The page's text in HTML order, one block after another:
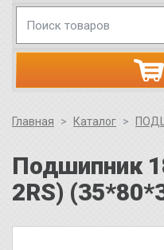
Главная Каталог
Подшипник
2RS)